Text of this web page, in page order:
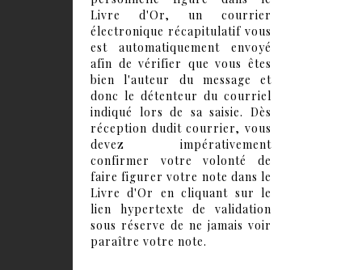
Livre d'Or, un courrier
électronique récapitulatif vous
est automatiquement envoyé
afin de vérifier que vous êtes
bien l'auteur du message et
donc le détenteur du courriel
indiqué lors de sa saisie. Dès
réception dudit courrier, vous
devez impérativement
confirmer votre volonté de
faire figurer votre note dans le
Livre d'Or en cliquant sur le
lien hypertexte de validation
sous réserve de ne jamais voir
paraître votre note.